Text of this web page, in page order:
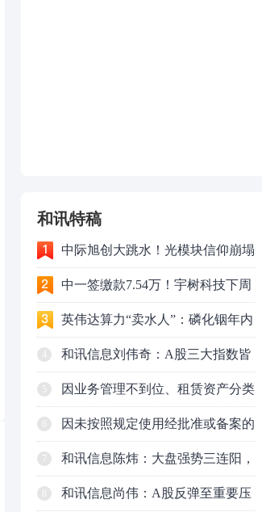
和讯特稿
中际旭创大跳水！光模块信仰崩塌
了？
中一签缴款7.54万！宇树科技下周
一打新，A股机器人"朋友圈"全曝
光
英伟达算力“卖水人”：磷化铟年内
暴涨45%，云南锗业（002428）如
何搭上AI光模块快车？
和讯信息刘伟奇：A股三大指数皆
涨超1%，突破多空通道
5 因业务管理不到位、租赁资产分类
不准确、数据质量管理不到位，时
任中车金融租赁有限公司业务二部
总经理张友略被警告并处罚款6万
因未按照规定使用经批准或备案的
保险费率，给予投保人、被保险人
保险合同约定以外的利益，通过保
7 和讯信息陈炜：大盘强势三连阳，
要加速了吗？
和讯信息尚伟：A股反弹至重要压